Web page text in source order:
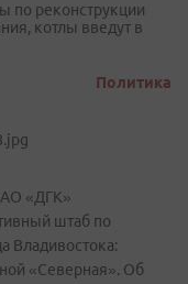
по реконструкции
котлы введут в
Политика
«ДГК»
штаб по
Владивостока:
«Северная». Об